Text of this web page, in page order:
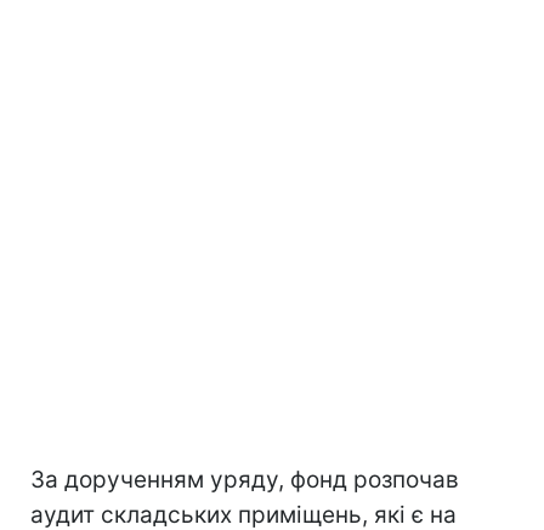
За дорученням уряду, фонд розпочав
аудит складських приміщень, які є на